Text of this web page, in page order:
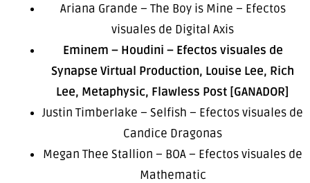
Ariana Grande – The Boy is Mine – Efectos
visuales de Digital Axis
Eminem – Houdini – Efectos visuales de
Synapse Virtual Production, Louise Lee, Rich
Lee, Metaphysic, Flawless Post [GANADOR]
Justin Timberlake – Selfish – Efectos visuales de
Candice Dragonas
Megan Thee Stallion – BOA – Efectos visuales de
Mathematic